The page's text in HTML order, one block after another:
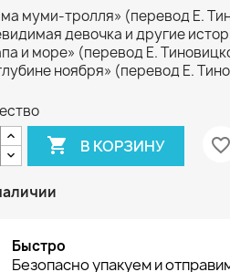
муми-тролля» (перевод Е.
девочка и другие
и море» (перевод Е.
ноября» (перевод Е.
 В КОРЗИНУ favorite_border
Быстро
Безопасно упакуем и